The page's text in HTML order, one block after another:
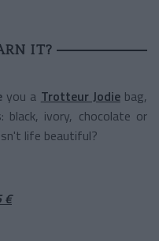
IT?
you a Trotteur Jodie bag,
ivory, chocolate or
life beautiful?
€